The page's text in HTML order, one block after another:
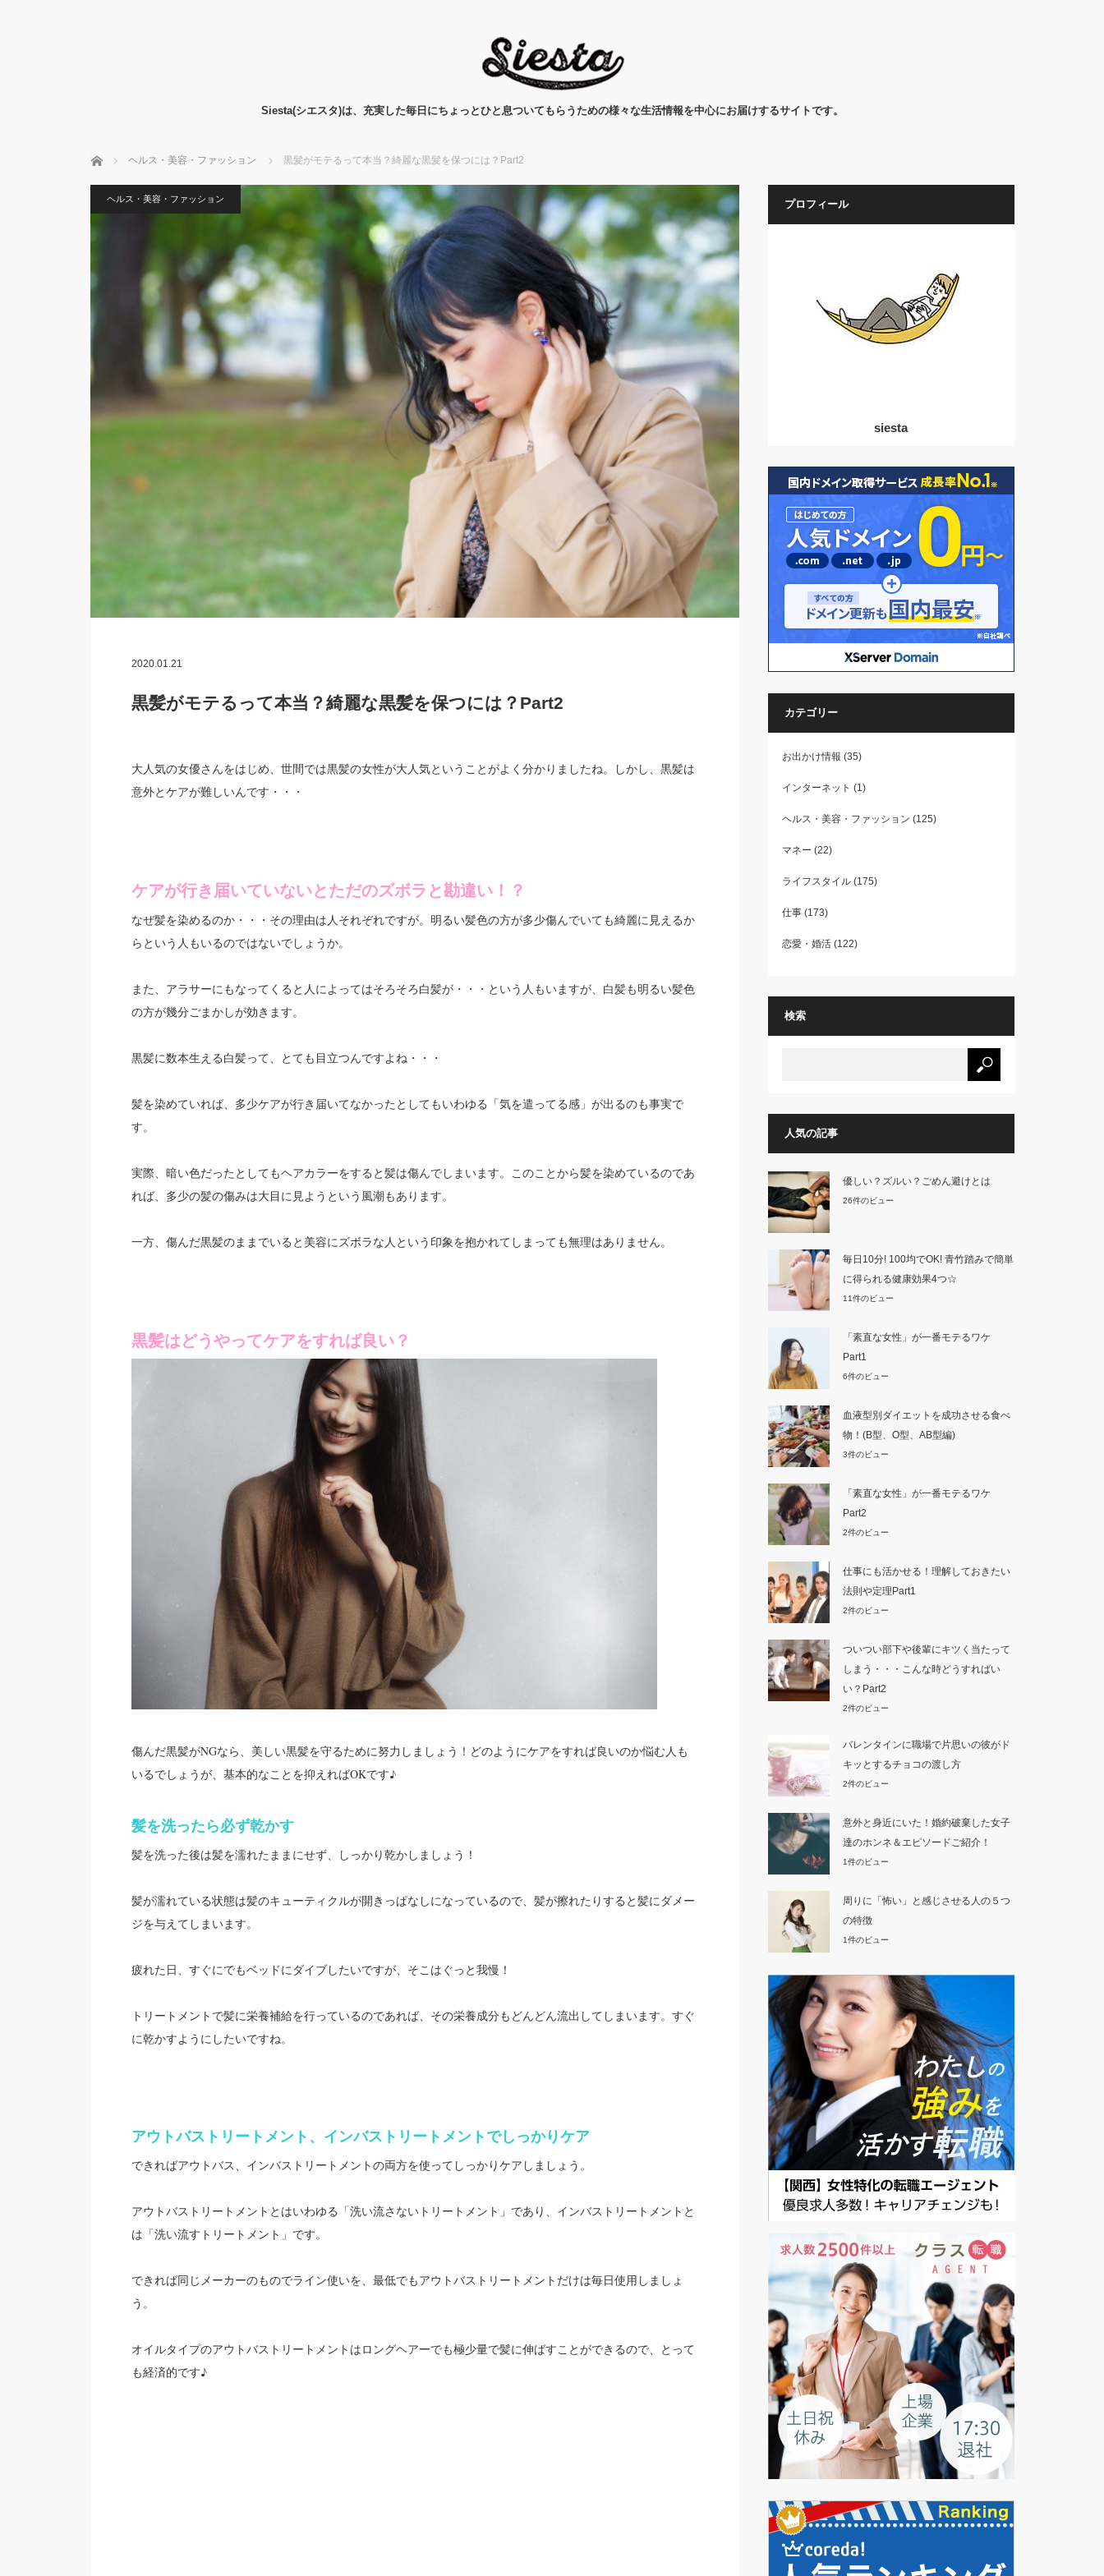
Siesta(シエスタ)は、充実した毎日にちょっとひと息ついてもらうための様々な生活情報を中心にお届けするサイトです。
ホーム ヘルス・美容・ファッション 黒髪がモテるって本当？綺麗な黒髪を保つには？Part2
ヘルス・美容・ファッション
2020.01.21
黒髪がモテるって本当？綺麗な黒髪を保つには？Part2
大人気の女優さんをはじめ、世間では黒髪の女性が大人気ということがよく分かりましたね。しかし、黒髪は
意外とケアが難しいんです・・・
ケアが行き届いていないとただのズボラと勘違い！？
なぜ髪を染めるのか・・・その理由は人それぞれですが。明るい髪色の方が多少傷んでいても綺麗に見えるか
らという人もいるのではないでしょうか。
また、アラサーにもなってくると人によってはそろそろ白髪が・・・という人もいますが、白髪も明るい髪色
の方が幾分ごまかしが効きます。
黒髪に数本生える白髪って、とても目立つんですよね・・・
髪を染めていれば、多少ケアが行き届いてなかったとしてもいわゆる「気を遣ってる感」が出るのも事実で
す。
実際、暗い色だったとしてもヘアカラーをすると髪は傷んでしまいます。このことから髪を染めているのであ
れば、多少の髪の傷みは大目に見ようという風潮もあります。
一方、傷んだ黒髪のままでいると美容にズボラな人という印象を抱かれてしまっても無理はありません。
黒髪はどうやってケアをすれば良い？
傷んだ黒髪がNGなら、美しい黒髪を守るために努力しましょう！どのようにケアをすれば良いのか悩む人も
いるでしょうが、基本的なことを抑えればOKです♪
髪を洗ったら必ず乾かす
髪を洗った後は髪を濡れたままにせず、しっかり乾かしましょう！
髪が濡れている状態は髪のキューティクルが開きっぱなしになっているので、髪が擦れたりすると髪にダメー
ジを与えてしまいます。
疲れた日、すぐにでもベッドにダイブしたいですが、そこはぐっと我慢！
トリートメントで髪に栄養補給を行っているのであれば、その栄養成分もどんどん流出してしまいます。すぐ
に乾かすようにしたいですね。
アウトバストリートメント、インバストリートメントでしっかりケア
できればアウトバス、インバストリートメントの両方を使ってしっかりケアしましょう。
アウトバストリートメントとはいわゆる「洗い流さないトリートメント」であり、インバストリートメントと
は「洗い流すトリートメント」です。
できれば同じメーカーのものでライン使いを、最低でもアウトバストリートメントだけは毎日使用しましょ
う。
オイルタイプのアウトバストリートメントはロングヘアーでも極少量で髪に伸ばすことができるので、とって
も経済的です♪
プロフィール
siesta
カテゴリー
お出かけ情報 (35)
インターネット (1)
ヘルス・美容・ファッション (125)
マネー (22)
ライフスタイル(175)
仕事(173)
恋愛・婚活(122)
検索
人気の記事
優しい？ズルい？ごめん避けとは
26件のビュー
毎日10分! 100均でOK! 青竹踏みで簡単
に得られる健康効果4つ☆
11件のビュー
「素直な女性」が一番モテるワケ
Part1
6件のビュー
血液型別ダイエットを成功させる食べ
物！(B型、O型、AB型編)
3件のビュー
「素直な女性」が一番モテるワケ
Part2
2件のビュー
仕事にも活かせる！理解しておきたい
法則や定理Part1
2件のビュー
ついつい部下や後輩にキツく当たって
しまう・・・こんな時どうすればい
い？Part2
2件のビュー
バレンタインに職場で片思いの彼がド
キッとするチョコの渡し方
2件のビュー
意外と身近にいた！婚約破棄した女子
達のホンネ＆エピソードご紹介！
1件のビュー
周りに「怖い」と感じさせる人の５つ
の特徴
1件のビュー